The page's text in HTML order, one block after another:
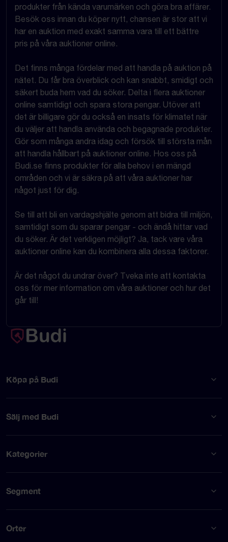
produkter från kända varumärken och göra bra affärer.
Besök oss innan du köper nytt, chansen är stor att vi
har en auktion med exakt samma vara till ett bättre
pris på våra auktioner online.
Det finns många fördelar med att handla på auktion på
nätet. Du får bra överblick och kan snabbt, smidigt och
säkert buda hem vad du söker. Delta i flera auktioner
online samtidigt och spara stora pengar. Utöver att
det är billigare gör du också en insats för klimatet när
du väljer att handla använda och begagnade produkter.
Gör som många andra idag och försök till största mån
att handla hållbart på auktioner online. Hos oss på
Budi.se finns produkter för alla behov i en mängd
områden och vi är säkra på att våra auktioner har
något just för dig.
Se till att bli en vardagshjälte genom att bidra till miljön,
samtidigt som du sparar pengar - och ändå hittar vad
du söker. Är det verkligen möjligt? Ja, tack vare våra
auktioner online kan du kombinera alla dessa faktorer.
Är det något du undrar över? Tveka inte att kontakta
oss för mer information om våra auktioner och hur det
går till!
Köpa på Budi
Sälj med Budi
Kategorier
Segment
Orter